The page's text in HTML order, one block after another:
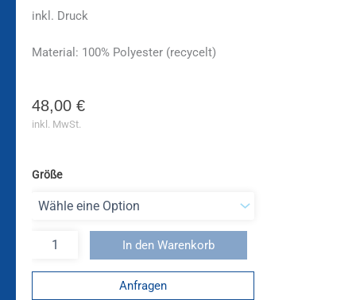
inkl. Druck
Material: 100% Polyester (recycelt)
48,00 €
inkl. MwSt.
Größe
In den Warenkorb
Anfragen